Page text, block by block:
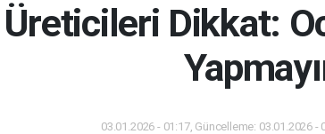
Dikkat:
03.01.2026 - 01:17, Güncelleme: 03.01.2026 -